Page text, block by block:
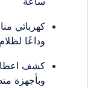
وداعًا لظلام
وبأجهزة